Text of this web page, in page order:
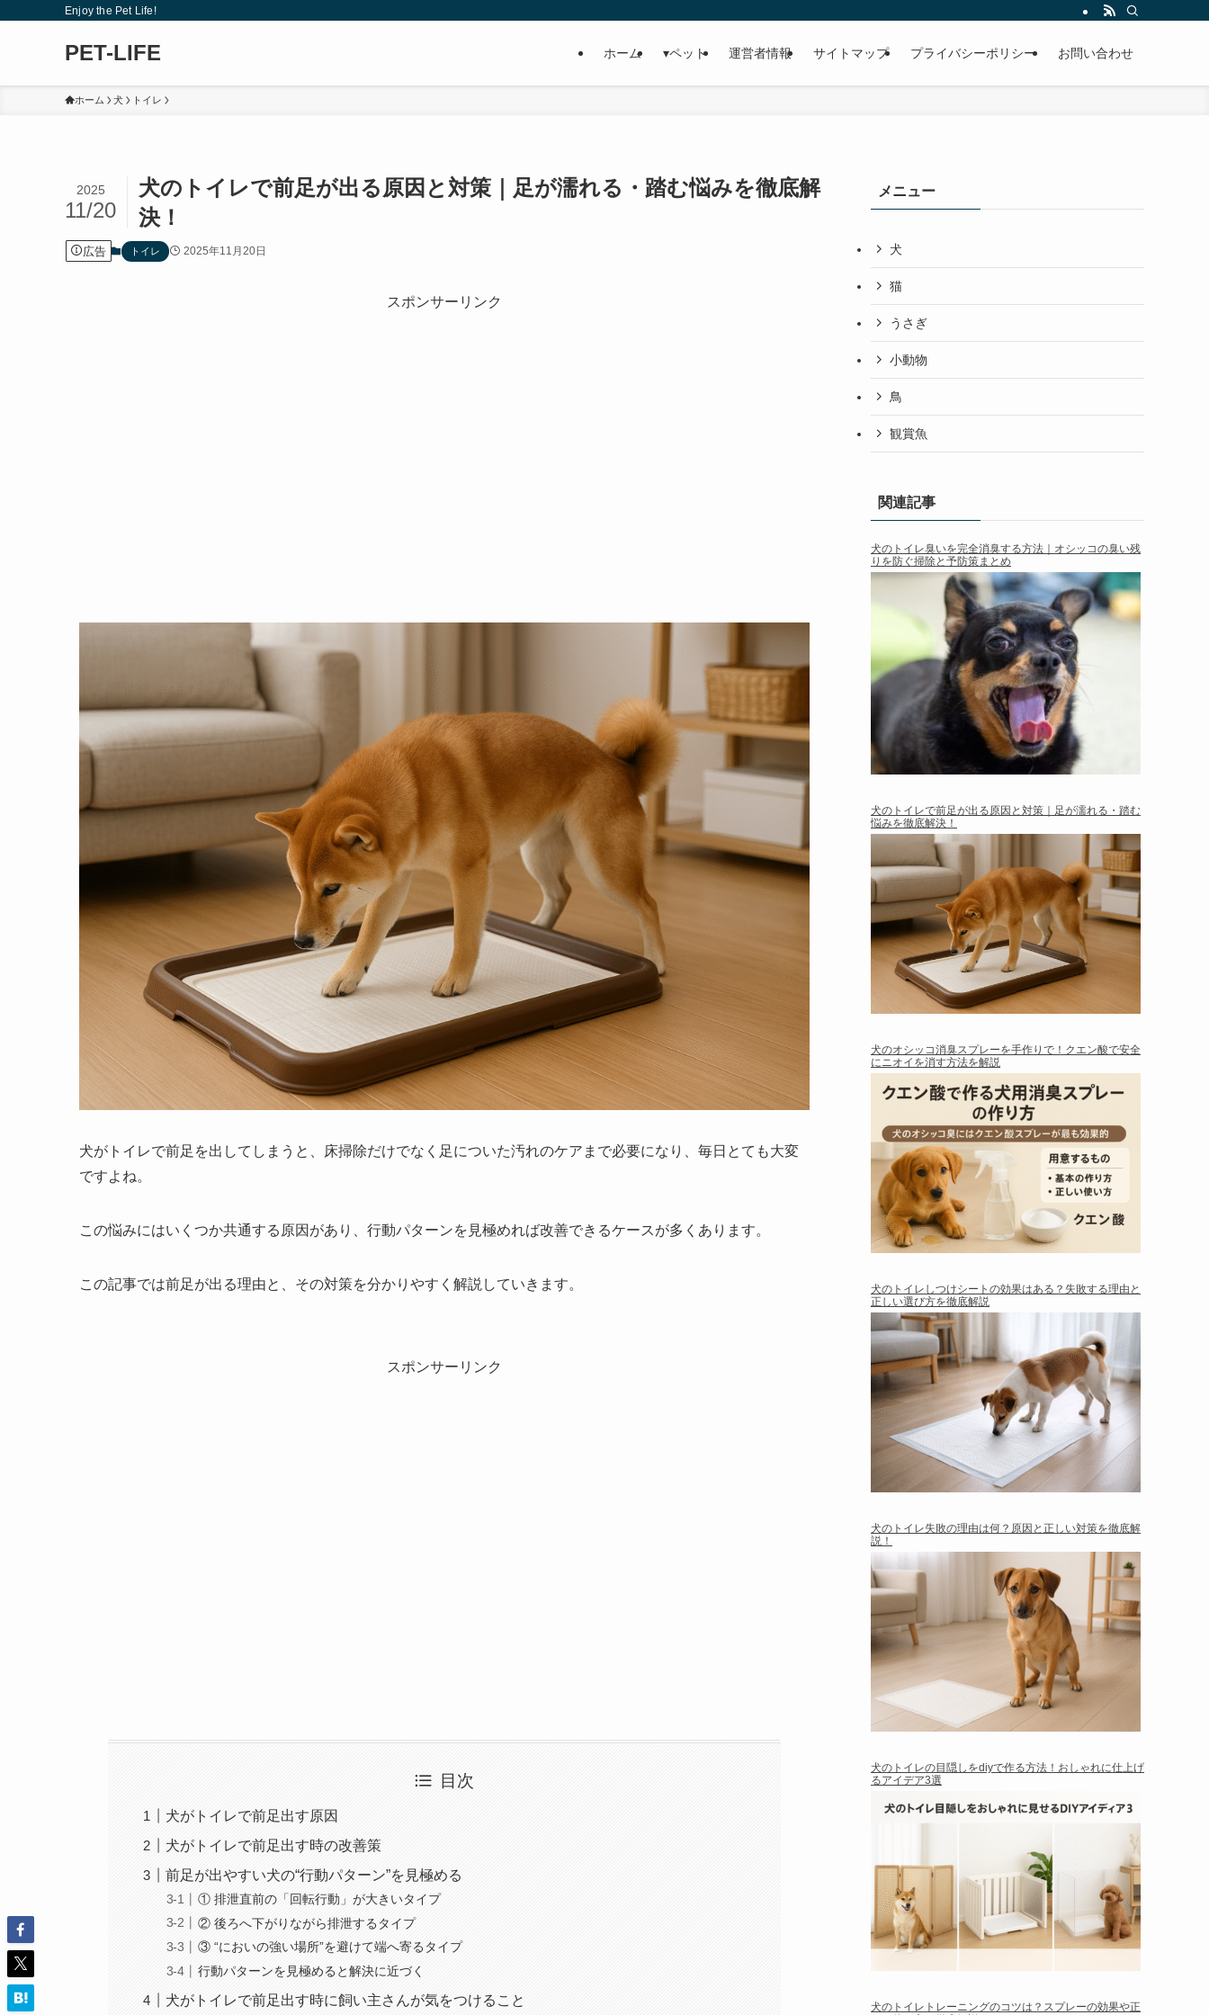
Enjoy the Pet Life!
PET-LIFE ホーム ▾ペット 運営者情報 サイトマップ プライバシーポリシー お問い合わせ
ホーム 犬 トイレ
犬のトイレで前足が出る原因と対策｜足が濡れる・踏む悩みを徹底解
決！
2025
11/20
広告 トイレ 2025年11月20日
スポンサーリンク
犬がトイレで前足を出してしまうと、床掃除だけでなく足についた汚れのケアまで必要になり、毎日とても大変
ですよね。
この悩みにはいくつか共通する原因があり、行動パターンを見極めれば改善できるケースが多くあります。
この記事では前足が出る理由と、その対策を分かりやすく解説していきます。
スポンサーリンク
目次
犬がトイレで前足出す原因
犬がトイレで前足出す時の改善策
前足が出やすい犬の“行動パターン”を見極める
① 排泄直前の「回転行動」が大きいタイプ
② 後ろへ下がりながら排泄するタイプ
③ “においの強い場所”を避けて端へ寄るタイプ
行動パターンを見極めると解決に近づく
犬がトイレで前足出す時に飼い主さんが気をつけること
メニュー
犬
猫
うさぎ
小動物
鳥
観賞魚
関連記事
犬のトイレ臭いを完全消臭する方法｜オシッコの臭い残
りを防ぐ掃除と予防策まとめ
犬のトイレで前足が出る原因と対策｜足が濡れる・踏む
悩みを徹底解決！
犬のオシッコ消臭スプレーを手作りで！クエン酸で安全
にニオイを消す方法を解説
犬のトイレしつけシートの効果はある？失敗する理由と
正しい選び方を徹底解説
犬のトイレ失敗の理由は何？原因と正しい対策を徹底解
説！
犬のトイレの目隠しをdiyで作る方法！おしゃれに仕上げ
るアイデア3選
犬のトイレトレーニングのコツは？スプレーの効果や正